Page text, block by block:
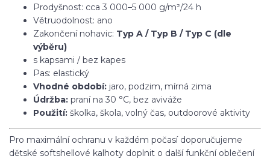
Prodyšnost: cca 3 000–5 000 g/m²/24 h
Větruodolnost: ano
Zakončení nohavic: Typ A / Typ B / Typ C (dle
výběru)
s kapsami / bez kapes
Pas: elastický
Vhodné období: jaro, podzim, mírná zima
Údržba: praní na 30 °C, bez aviváže
Použití: školka, škola, volný čas, outdoorové aktivity
Pro maximální ochranu v každém počasí doporučujeme
dětské softshellové kalhoty doplnit o další funkční oblečení